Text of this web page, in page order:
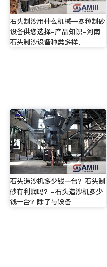
石头制沙用什么机械—多种制砂
设备供您选择-产品知识-河南
石头制沙设备种类多样，…
石头造沙机多少钱一台？石头制
砂有利润吗？-石头造沙机多少
钱一台？除了与设备